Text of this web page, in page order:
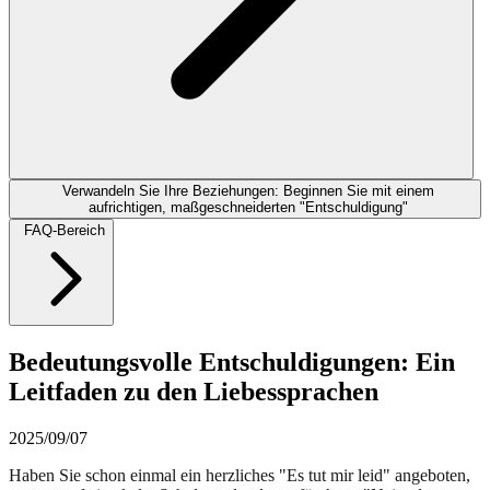
Verwandeln Sie Ihre Beziehungen: Beginnen Sie mit einem
aufrichtigen, maßgeschneiderten "Entschuldigung"
FAQ-Bereich
Bedeutungsvolle Entschuldigungen: Ein
Leitfaden zu den Liebessprachen
2025/09/07
Haben Sie schon einmal ein herzliches "Es tut mir leid" angeboten,